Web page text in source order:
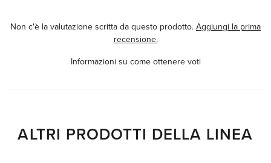
Non c'è la valutazione scritta da questo prodotto. Aggiungi la prima
recensione.
Informazioni su come ottenere voti
ALTRI PRODOTTI DELLA LINEA